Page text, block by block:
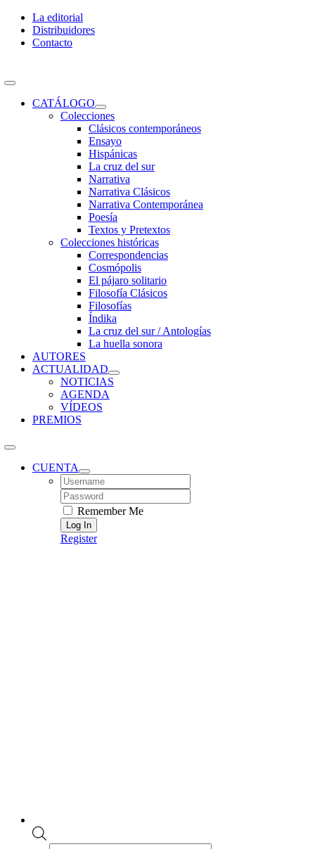
Skip
content
La editorial
Distribuidores
Contacto
Toggle
NavigationCATÁLOGO
Colecciones
Clásicos contemporáneos
Ensayo
Hispánicas
La cruz del sur
Narrativa
Narrativa Clásicos
Narrativa Contemporánea
Poesía
Textos y Pretextos
Colecciones históricas
Correspondencias
Cosmópolis
El pájaro solitario
Filosofía Clásicos
Filosofías
Índika
La cruz del sur / Antologías
La huella sonora
AUTORES
ACTUALIDAD
NOTICIAS
AGENDA
VÍDEOS
PREMIOS
CUENTA
Username:
Password:
Remember Me
Register